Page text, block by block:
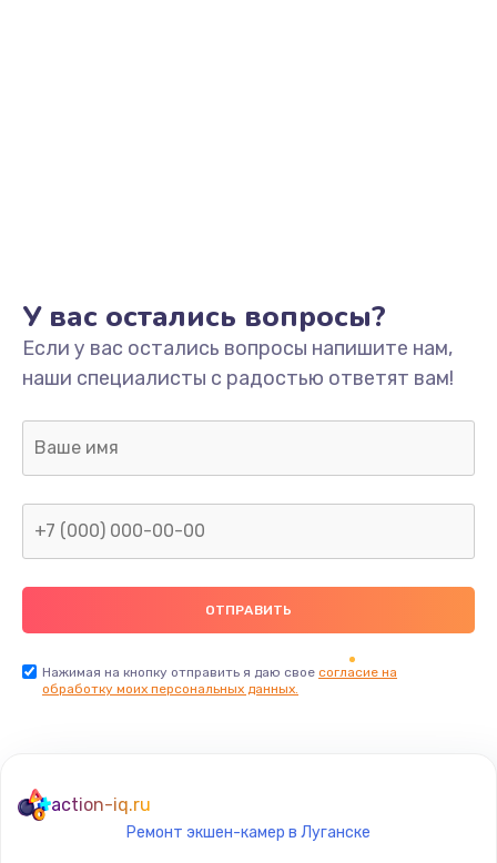
Замена/Pемонт карбюратора
1300 руб.
Заказать
Ремонт капиллярной трубки
400 руб.
Заказать
Замена термостата
У вас остались вопросы?
Если у вас остались вопросы напишите нам,
наши специалисты с радостью ответят вам!
Нажимая на кнопку отправить я даю свое согласие на
обработку моих персональных данных.
action-iq.ru
Ремонт экшен-камер в Луганске